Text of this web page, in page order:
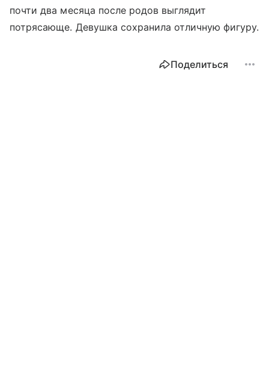
почти два месяца после родов выглядит
потрясающе. Девушка сохранила отличную фигуру.
Поделиться